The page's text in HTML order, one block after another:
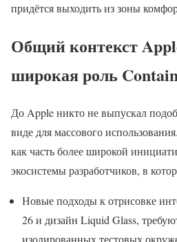
придётся выходить из зоны
Общий контекст
широкая роль
До Apple никто не выпускал
виде для массового
как часть более широкой
экосистемы разработчиков, в
Новые подходы к отрисовке
26 и дизайн Liquid Glass,
изолированных тестовых